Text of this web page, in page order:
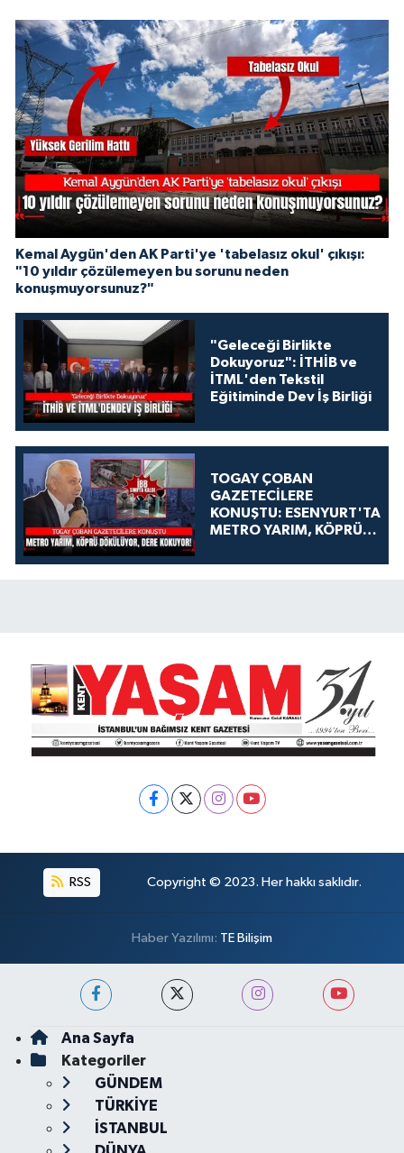
Kemal Aygün'den AK Parti'ye 'tabelasız okul' çıkışı:
"10 yıldır çözülemeyen bu sorunu neden
konuşmuyorsunuz?"
"Geleceği Birlikte
Dokuyoruz": İTHİB ve
İTML'den Tekstil
Eğitiminde Dev İş Birliği
TOGAY ÇOBAN
GAZETECİLERE
KONUŞTU: ESENYURT'TA
METRO YARIM, KÖPRÜ
KOKUYOR!
RSS Copyright © 2023. Her hakkı saklıdır.
Haber Yazılımı: TE Bilişim
Ana Sayfa
Kategoriler
GÜNDEM
TÜRKİYE
İSTANBUL